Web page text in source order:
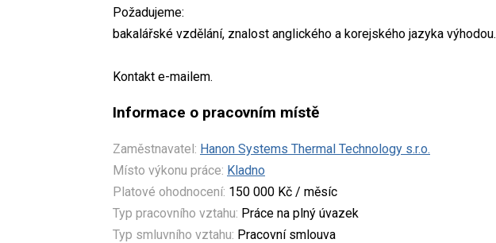
Požadujeme:
bakalářské vzdělání, znalost anglického a korejského jazyka výhodou.
Kontakt e-mailem.
Informace o pracovním místě
Zaměstnavatel: Hanon Systems Thermal Technology s.r.o.
Místo výkonu práce: Kladno
Platové ohodnocení: 150 000 Kč / měsíc
Typ pracovního vztahu: Práce na plný úvazek
Typ smluvního vztahu: Pracovní smlouva